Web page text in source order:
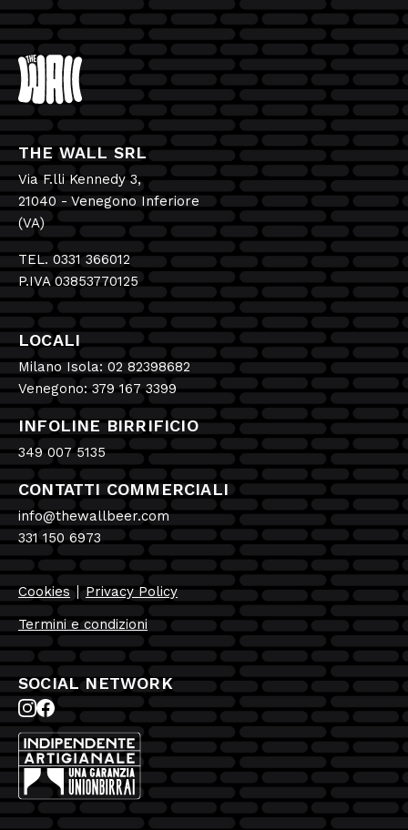
THE WALL SRL
Via F.lli Kennedy 3,
21040 - Venegono Inferiore
(VA)
TEL. 0331 366012
P.IVA 03853770125
LOCALI
Milano Isola: 02 82398682
Venegono: 379 167 3399
INFOLINE BIRRIFICIO
349 007 5135
CONTATTI COMMERCIALI
info@thewallbeer.com
331 150 6973
Cookies
Privacy Policy
Termini e condizioni
SOCIAL NETWORK